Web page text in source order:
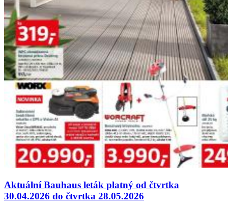
Aktuální Bauhaus leták platný od čtvrtka
30.04.2026 do čtvrtka 28.05.2026